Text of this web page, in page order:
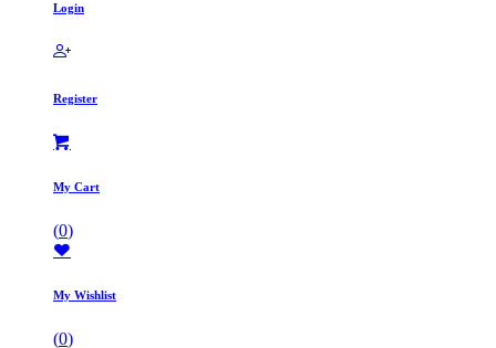
Login
Register
My Cart
(0)
My Wishlist
(0)